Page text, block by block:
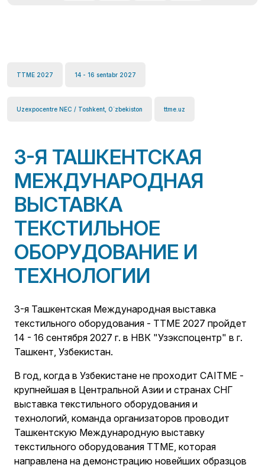
TTME 2027 14 - 16 sentabr 2027
Uzexpocentre NEC / Toshkent, O`zbekiston ttme.uz
3-Я ТАШКЕНТСКАЯ
МЕЖДУНАРОДНАЯ
ВЫСТАВКА
ТЕКСТИЛЬНОЕ
ОБОРУДОВАНИЕ И
ТЕХНОЛОГИИ
3-я Ташкентская Международная выставка
текстильного оборудования - TTME 2027 пройдет
14 - 16 сентября 2027 г. в НВК "Узэкспоцентр" в г.
Ташкент, Узбекистан.
В год, когда в Узбекистане не проходит CAITME -
крупнейшая в Центральной Азии и странах СНГ
выставка текстильного оборудования и
технологий, команда организаторов проводит
Ташкентскую Международную выставку
текстильного оборудования TTME, которая
направлена на демонстрацию новейших образцов